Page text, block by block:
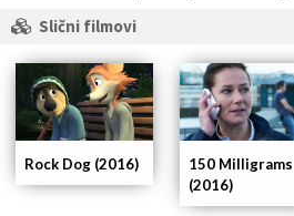
Slični filmovi
150 Milligrams
(2016)
Rock Dog (2016)